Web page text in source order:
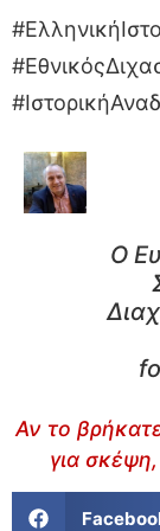
Ο
Αν το
για